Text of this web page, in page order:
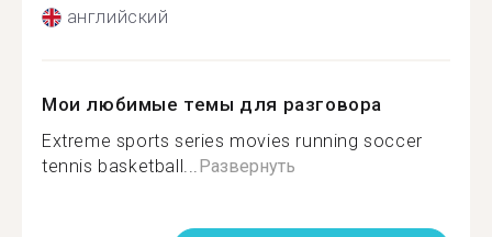
английский
Мои любимые темы для разговора
Extreme sports series movies running soccer
tennis basketball...Развернуть